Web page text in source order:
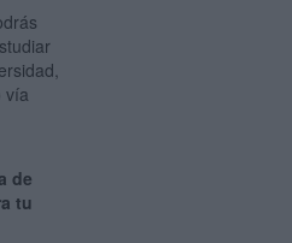
vía
de
tu